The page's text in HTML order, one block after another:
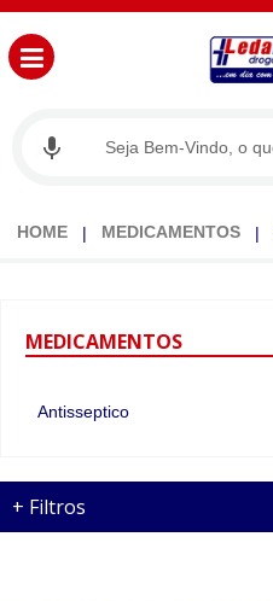
HOME MEDICAMENTOS
MEDICAMENTOS
Antisseptico
+ Filtros